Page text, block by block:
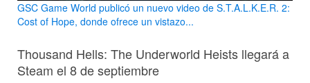
GSC Game World publicó un nuevo video de S.T.A.L.K.E.R. 2:
Cost of Hope, donde ofrece un vistazo...
Thousand Hells: The Underworld Heists llegará a
Steam el 8 de septiembre